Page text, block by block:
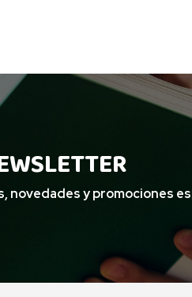
novedades y promociones